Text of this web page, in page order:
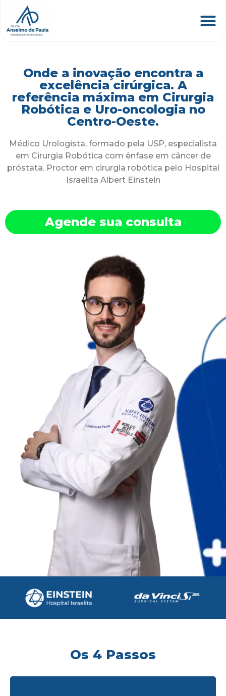
Onde a inovação encontra a
excelência cirúrgica. A
referência máxima em Cirurgia
Robótica e Uro-oncologia no
Centro-Oeste.
Médico Urologista, formado pela USP, especialista
em Cirurgia Robótica com ênfase em câncer de
próstata. Proctor em cirurgia robótica pelo Hospital
Israelita Albert Einstein
Agende sua consulta
Os 4 Passos